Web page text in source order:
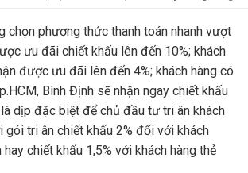
chọn phương thức thanh toán nhanh vượt
ưu đãi chiết khấu lên đến 10%; khách
được ưu đãi lên đến 4%; khách hàng có
Bình Định sẽ nhận ngay chiết khấu
dịp đặc biệt để chủ đầu tư tri ân khách
gói tri ân chiết khấu 2% đối với khách
chiết khấu 1,5% với khách hàng thẻ